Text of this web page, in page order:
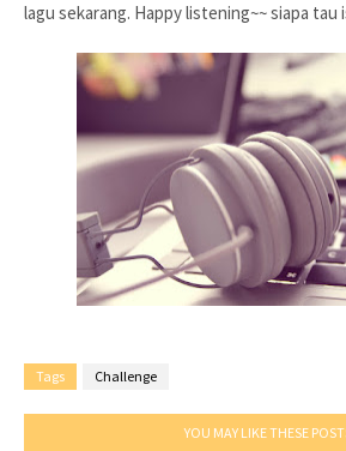
lagu sekarang. Happy listening~~ siapa tau
Tags Challenge
YOU MAY LIKE THESE